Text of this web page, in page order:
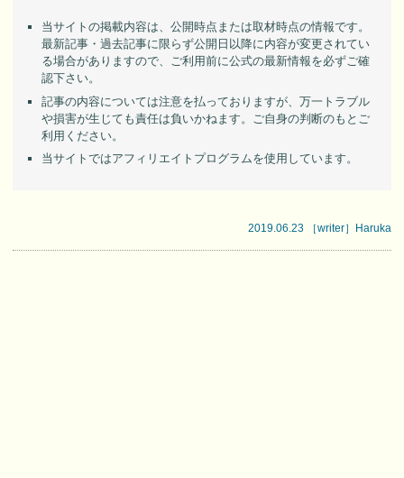
当サイトの掲載内容は、公開時点または取材時点の情報です。
最新記事・過去記事に限らず公開日以降に内容が変更されてい
る場合がありますので、ご利用前に公式の最新情報を必ずご確
認下さい。
記事の内容については注意を払っておりますが、万一トラブル
や損害が生じても責任は負いかねます。ご自身の判断のもとご
利用ください。
当サイトではアフィリエイトプログラムを使用しています。
2019.06.23 ［writer］Haruka